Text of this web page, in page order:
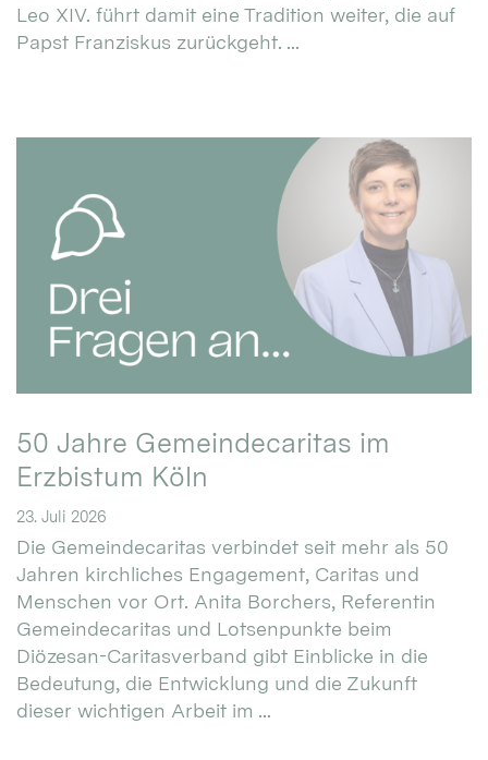
Leo XIV. führt damit eine Tradition weiter, die auf
Papst Franziskus zurückgeht. ...
50 Jahre Gemeindecaritas im
Erzbistum Köln
23. Juli 2026
Die Gemeindecaritas verbindet seit mehr als 50
Jahren kirchliches Engagement, Caritas und
Menschen vor Ort. Anita Borchers, Referentin
Gemeindecaritas und Lotsenpunkte beim
Diözesan-Caritasverband gibt Einblicke in die
Bedeutung, die Entwicklung und die Zukunft
dieser wichtigen Arbeit im ...